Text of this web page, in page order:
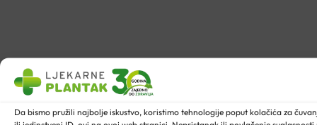
Da bismo pružili najbolje iskustvo, koristimo tehnologije poput kolačića za